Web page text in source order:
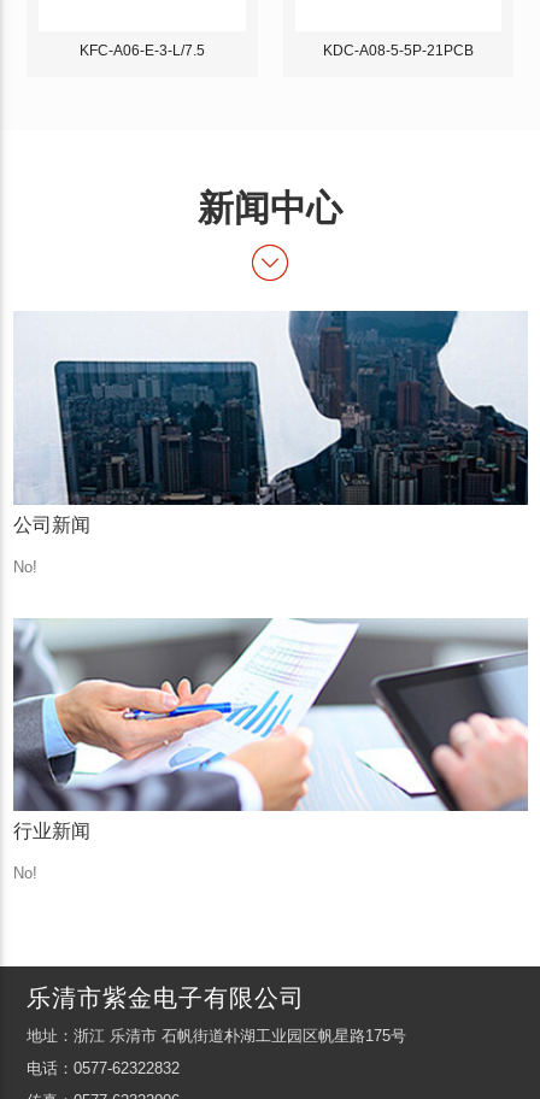
KFC-A06-E-3-L/7.5 KDC-A08-5-5P-21PCB
新闻中心
公司新闻
No!
行业新闻
No!
乐清市紫金电子有限公司
地址：浙江 乐清市 石帆街道朴湖工业园区帆星路175号
电话：0577-62322832